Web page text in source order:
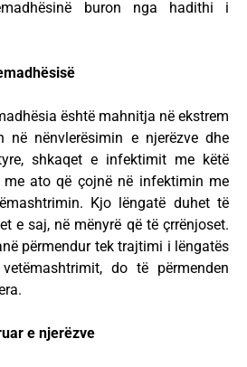
buron nga hadithi i
është mahnitja në ekstrem
në nënvlerësimin e njerëzve dhe
shkaqet e infektimit me këtë
me ato që çojnë në infektimin me
Kjo lëngatë duhet të
e saj, në mënyrë që të çrrënjoset.
përmendur tek trajtimi i lëngatës
do të përmenden
e njerëzve